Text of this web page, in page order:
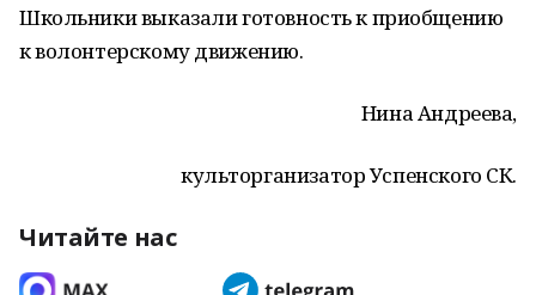
Школьники выказали готовность к приобщению
к волонтерскому движению.
Нина Андреева,
культорганизатор Успенского СК.
Читайте нас